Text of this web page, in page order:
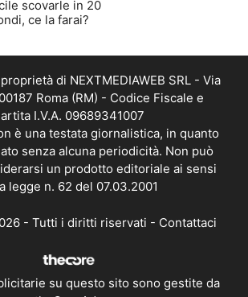
scovarle in 20
ce la farai?
di NEXTMEDIAWEB SRL - Via
Roma (RM) - Codice Fiscale e
I.V.A. 09689341007
è una testata giornalistica, in quanto
senza alcuna periodicità. Non può
un prodotto editoriale ai sensi
legge n. 62 del 07.03.2001
- Tutti i diritti riservati - Contattaci
su questo sito sono gestite da